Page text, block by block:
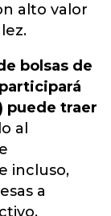
alto valor
bolsas de
puede traer
al
incluso,
a